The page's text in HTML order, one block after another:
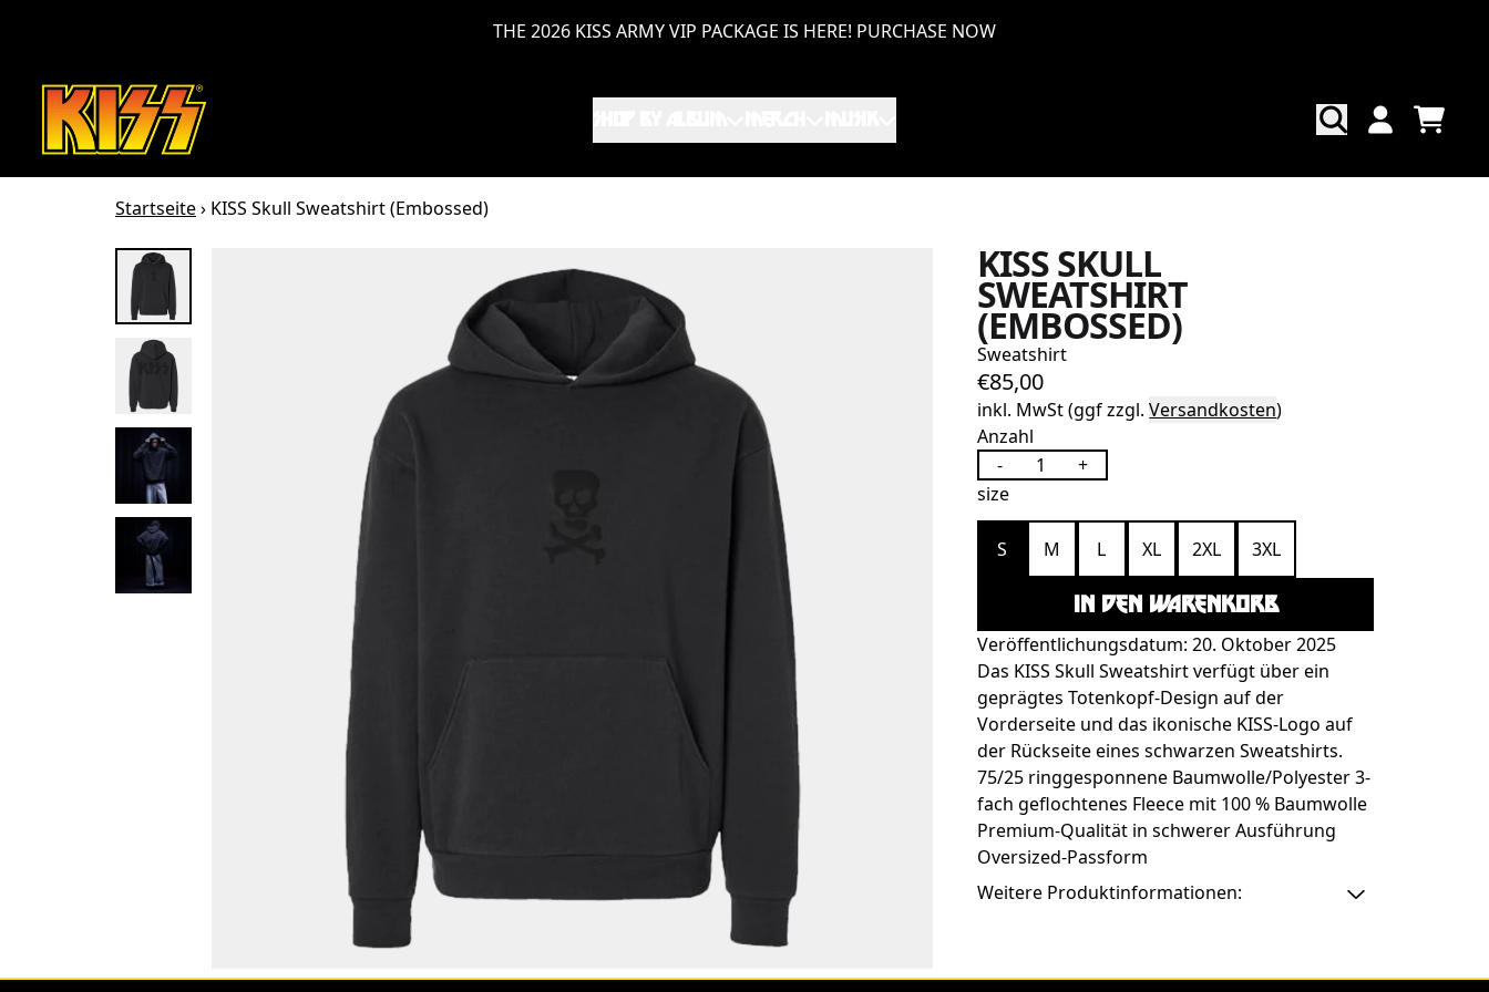
THE 2026 KISS ARMY VIP PACKAGE IS HERE! PURCHASE NOW
Startseite› KISS Skull Sweatshirt (Embossed)
Zu den Produktinformationen KISS SKULL
SWEATSHIRT
(EMBOSSED)
Sweatshirt
€85,00
inkl. MwSt (ggf zzgl.Versandkosten)
Anzahl
-
+
size
S M L XL 2XL 3XL
IN DEN WARENKORB
Veröffentlichungsdatum: 20. Oktober 2025
Das KISS Skull Sweatshirt verfügt über ein
geprägtes Totenkopf-Design auf der
Vorderseite und das ikonische KISS-Logo auf
der Rückseite eines schwarzen Sweatshirts.
75/25 ringgesponnene Baumwolle/Polyester 3-
fach geflochtenes Fleece mit 100 % Baumwolle
Premium-Qualität in schwerer Ausführung
Oversized-Passform
Weitere Produktinformationen: